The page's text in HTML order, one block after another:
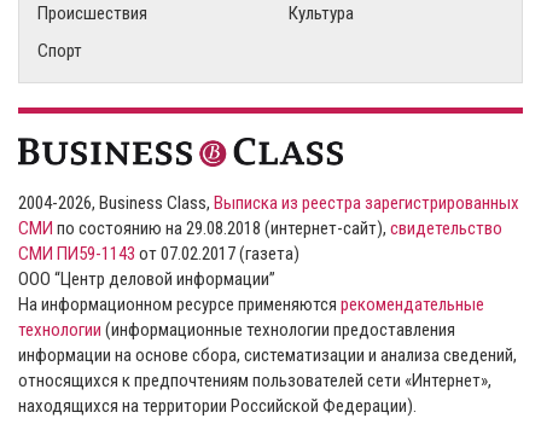
Происшествия
Культура
Спорт
2004-2026, Business Class, Выписка из реестра зарегистрированных
СМИ по состоянию на 29.08.2018 (интернет-сайт), свидетельство
СМИ ПИ59-1143 от 07.02.2017 (газета)
ООО “Центр деловой информации”
На информационном ресурсе применяются рекомендательные
технологии (информационные технологии предоставления
информации на основе сбора, систематизации и анализа сведений,
относящихся к предпочтениям пользователей сети «Интернет»,
находящихся на территории Российской Федерации).